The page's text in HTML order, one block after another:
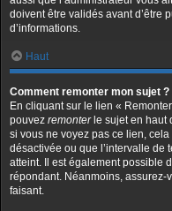
doivent être validés avant d’être
d’informations.
Haut
Comment remonter mon sujet ?
En cliquant sur le lien «
pouvez remonterle sujet en haut
si vous ne voyez pas ce lien,
désactivée ou que l’intervalle de
atteint. Il est également possible
répondant. Néanmoins, assurez-
faisant.